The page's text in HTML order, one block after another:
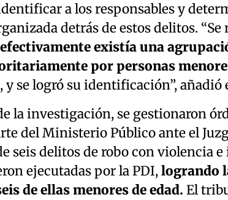
a los responsables y
detrás de estos delitos. “Se
efectivamente existía una
por personas
se logró su identificación”, añadió
la investigación, se gestionaron
del Ministerio Público ante el
seis delitos de robo con violencia
ejecutadas por la PDI,logrando
de ellas menores de edad. El